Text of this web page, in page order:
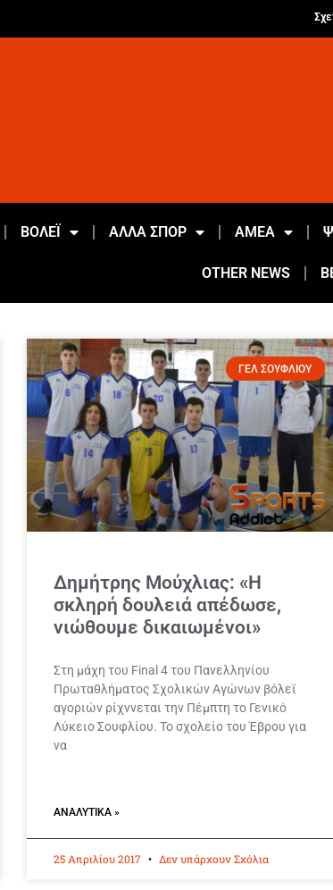
ΒΟΛΕΪ ΑΛΛΑ ΣΠΟΡ ΑΜΕΑ
OTHER NEWS
ΓΕΛ ΣΟΥΦΛΙΟΥ
Δημήτρης Μούχλιας: «Η
σκληρή δουλειά απέδωσε,
νιώθουμε δικαιωμένοι»
Στη μάχη του Final 4 του Πανελληνίου
Πρωταθλήματος Σχολικών Αγώνων βόλεϊ
αγοριών ρίχννεται την Πέμπτη το Γενικό
Λύκειο Σουφλίου. Το σχολείο του Έβρου για
να
ΑΝΑΛΥΤΙΚΆ »
25 Απριλίου 2017 Δεν υπάρχουν Σχόλια